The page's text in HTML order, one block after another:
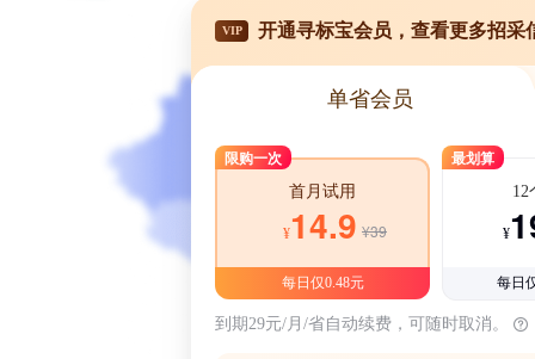
VIP 开通寻标宝会员，查看更多招采
单省会员
限购一次
首月试用
¥14.9 ¥39
每日仅0.48元
最划算
12
¥
每日
到期29元/月/省自动续费，可随时取消。